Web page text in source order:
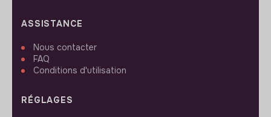
ASSISTANCE
Nous contacter
FAQ
Conditions d'utilisation
RÉGLAGES